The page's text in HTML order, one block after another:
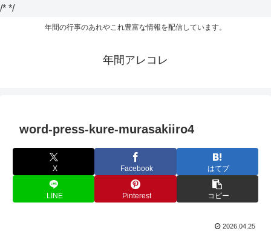
/* */
年間の行事のあれやこれ豊富な情報を配信しています。
年間アレコレ
word-press-kure-murasakiiro4
X Facebook はてブ
LINE Pinterest コピー
2026.04.25